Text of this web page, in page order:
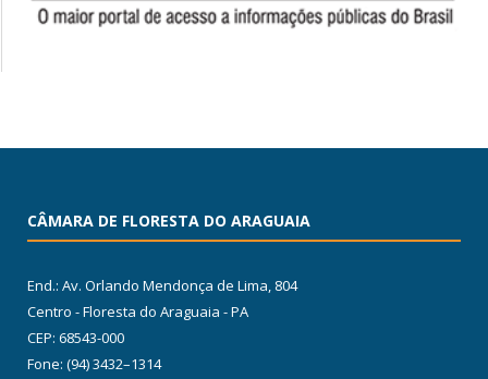
CÂMARA DE FLORESTA DO ARAGUAIA
End.: Av. Orlando Mendonça de Lima, 804
Centro - Floresta do Araguaia - PA
CEP: 68543-000
Fone: (94) 3432–1314